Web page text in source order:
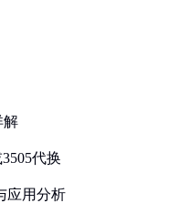
解
代换
应用分析